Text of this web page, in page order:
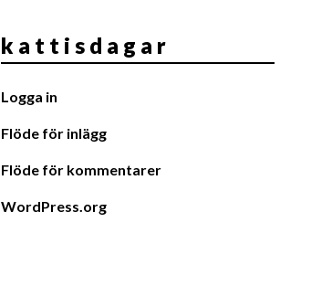
k a t t i s d a g a r
Logga in
Flöde för inlägg
Flöde för kommentarer
WordPress.org